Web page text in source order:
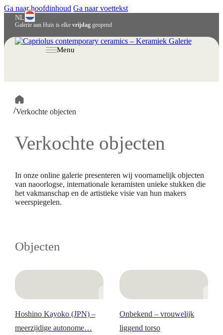
Ga naar hoofdinhoud Ga naar voettekst
Galerie aan Huis is elke vrijdaggeopend
NL
Deutsch
Menu
/Verkochte objecten
Verkochte objecten
In onze online galerie presenteren wij voornamelijk objecten
van naoorlogse, internationale keramisten unieke stukken die
het vakmanschap en de artistieke visie van hun makers
weerspiegelen.
Objecten
Hoshino Kayoko (JPN) –
meerzijdige autonome…
Onbekend – vrouwelijk
liggend torso